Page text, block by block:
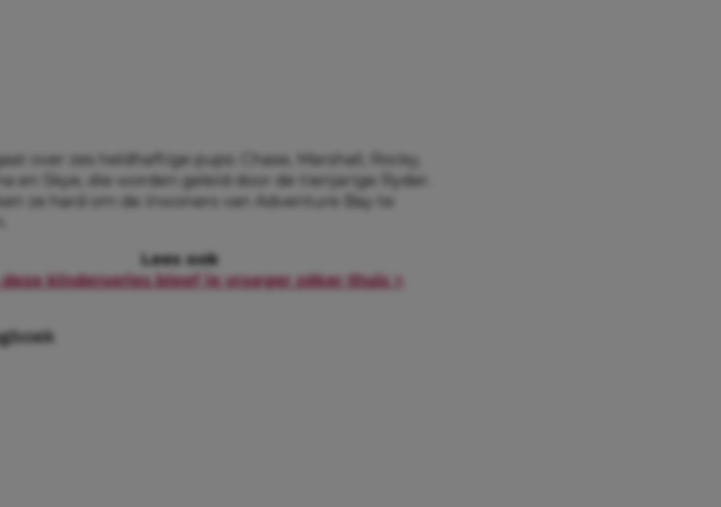
over zes heldhaftige pups: Chase, Marshall, Rocky,
en Skye, die worden geleid door de tienjarige Ryder.
ze hard om de inwoners van Adventure Bay te
Lees ook
deze kinderseries bleef je vroeger zéker thuis >